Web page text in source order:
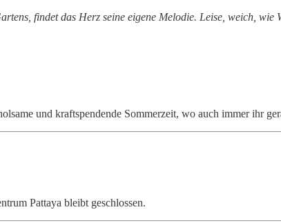
findet das Herz seine eigene Melodie. Leise, weich, wie
und kraftspendende Sommerzeit, wo auch immer ihr
Pattaya bleibt geschlossen.